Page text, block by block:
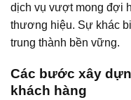
dịch vụ vượt mong đợi
thương hiệu. Sự khác
trung thành bền vững.
Các bước xây
khách hàng